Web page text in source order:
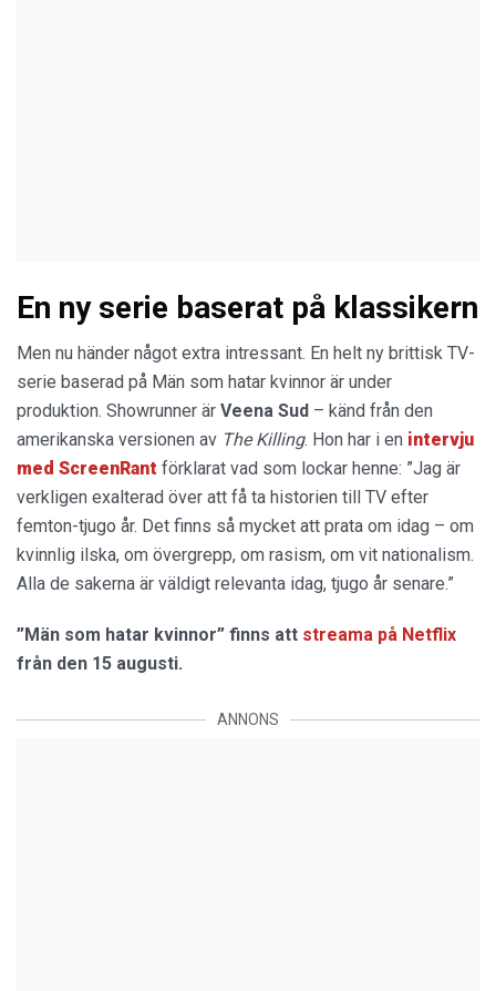
En ny serie baserat på klassikern
Men nu händer något extra intressant. En helt ny brittisk TV-
serie baserad på Män som hatar kvinnor är under
produktion. Showrunner är Veena Sud – känd från den
amerikanska versionen av The Killing. Hon har i en intervju
med ScreenRant förklarat vad som lockar henne: ”Jag är
verkligen exalterad över att få ta historien till TV efter
femton-tjugo år. Det finns så mycket att prata om idag – om
kvinnlig ilska, om övergrepp, om rasism, om vit nationalism.
Alla de sakerna är väldigt relevanta idag, tjugo år senare.”
”Män som hatar kvinnor” finns att streama på Netflix
från den 15 augusti.
ANNONS